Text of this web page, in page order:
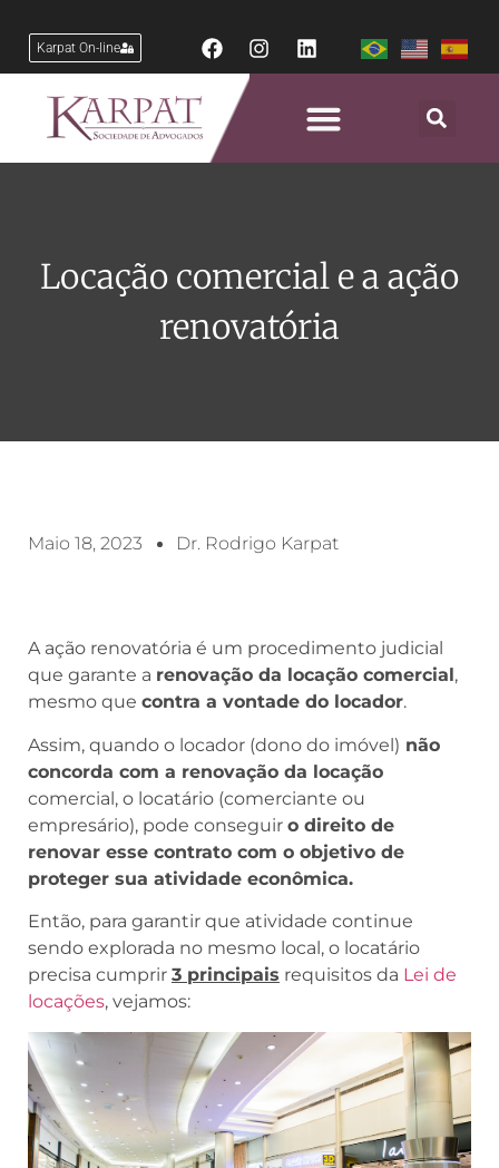
Karpat On-line
Locação comercial e a ação
renovatória
Maio 18, 2023 Dr. Rodrigo Karpat
A ação renovatória é um procedimento judicial
que garante a renovação da locação comercial ,
mesmo que contra a vontade do locador.
Assim, quando o locador (dono do imóvel) não
concorda com a renovação da locação
comercial, o locatário (comerciante ou
empresário), pode conseguir o direito de
renovar esse contrato com o objetivo de
proteger sua atividade econômica.
Então, para garantir que atividade continue
sendo explorada no mesmo local, o locatário
precisa cumprir 3 principais requisitos da Lei de
locações, vejamos: